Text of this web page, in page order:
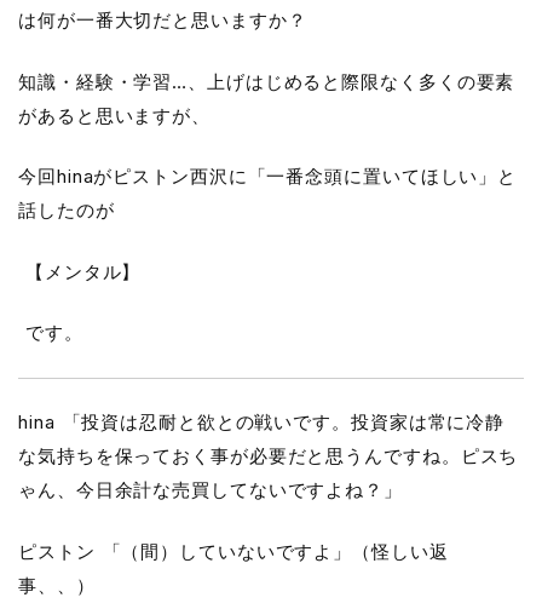
は何が一番大切だと思いますか？
知識・経験・学習…、上げはじめると際限なく多くの要素
があると思いますが、
今回hinaがピストン西沢に「一番念頭に置いてほしい」と
話したのが
【メンタル】
です。
hina 「投資は忍耐と欲との戦いです。投資家は常に冷静
な気持ちを保っておく事が必要だと思うんですね。ピスち
ゃん、今日余計な売買してないですよね？」
ピストン 「（間）していないですよ」（怪しい返
事、、）